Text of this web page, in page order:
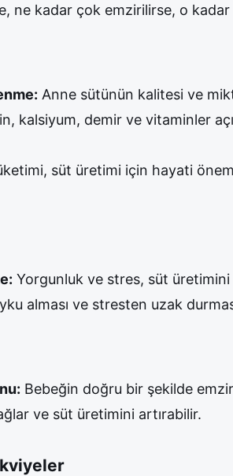
ne kadar çok emzirilirse, o
Anne sütünün kalitesi ve
kalsiyum, demir ve vitaminler
süt üretimi için hayati
Yorgunluk ve stres, süt
alması ve stresten uzak
Bebeğin doğru bir şekilde
ve süt üretimini artırabilir.